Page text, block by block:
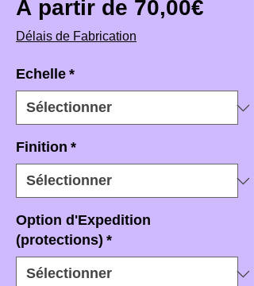
À partir de 70,00€
Délais de Fabrication
Echelle *
Finition *
Option d'Expedition
(protections) *